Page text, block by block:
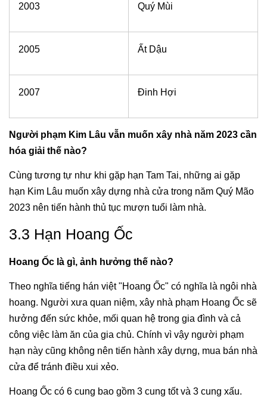
2003 Quý Mùi
2005 Ất Dậu
2007 Đinh Hợi
Người phạm Kim Lâu vẫn muốn xây nhà năm 2023 cần
hóa giải thế nào?
Cùng tương tự như khi gặp hạn Tam Tai, những ai gặp
hạn Kim Lâu muốn xây dựng nhà cửa trong năm Quý Mão
2023 nên tiến hành thủ tục mượn tuổi làm nhà.
3.3 Hạn Hoang Ốc
Hoang Ốc là gì, ảnh hưởng thế nào?
Theo nghĩa tiếng hán việt "Hoang Ốc" có nghĩa là ngôi nhà
hoang. Người xưa quan niệm, xây nhà phạm Hoang Ốc sẽ
hưởng đến sức khỏe, mối quan hệ trong gia đình và cả
công việc làm ăn của gia chủ. Chính vì vậy người phạm
hạn này cũng không nên tiến hành xây dựng, mua bán nhà
cửa để tránh điều xui xẻo.
Hoang Ốc có 6 cung bao gồm 3 cung tốt và 3 cung xấu.